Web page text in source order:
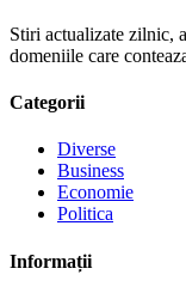
Stiri actualizate zilnic,
domeniile care
Categorii
Diverse
Business
Economie
Politica
Informații